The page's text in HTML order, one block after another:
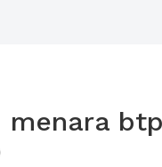
menara